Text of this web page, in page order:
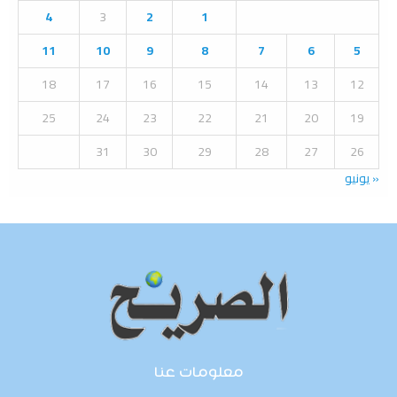
o
R
C
H
1
2
3
4
5
6
7
8
9
10
11
12
13
14
15
16
17
18
19
20
21
22
23
24
25
26
27
28
29
30
31
« يونيو
معلومات عنا